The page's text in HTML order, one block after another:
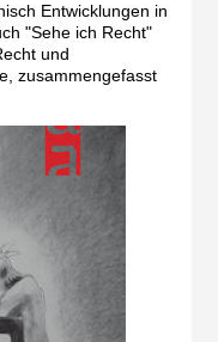
Entwicklungen in
"Sehe ich Recht"
und
zusammengefasst